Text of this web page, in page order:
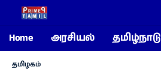
Home
அரசியல் தமிழ்நாடு
தமிழகம்